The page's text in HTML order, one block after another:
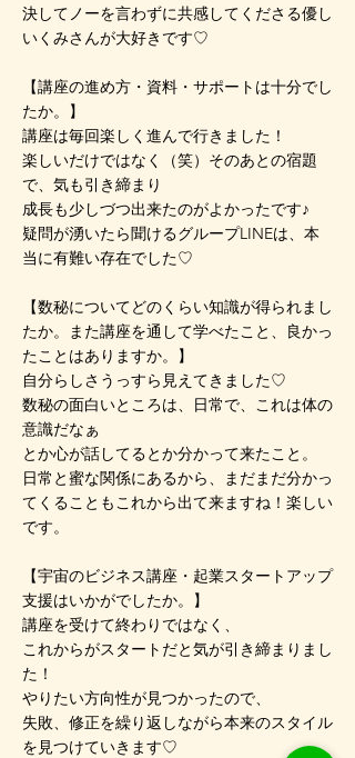
決してノーを言わずに共感してくださる優し
いくみさんが大好きです♡
【講座の進め方・資料・サポートは十分でし
たか。】
講座は毎回楽しく進んで行きました！
楽しいだけではなく（笑）そのあとの宿題
で、気も引き締まり
成長も少しづつ出来たのがよかったです♪
疑問が湧いたら聞けるグループLINEは、本
当に有難い存在でした♡
【数秘についてどのくらい知識が得られまし
たか。また講座を通して学べたこと、良かっ
たことはありますか。】
自分らしさうっすら見えてきました♡
数秘の面白いところは、日常で、これは体の
意識だなぁ
とか心が話してるとか分かって来たこと。
日常と蜜な関係にあるから、まだまだ分かっ
てくることもこれから出て来ますね！楽しい
です。
【宇宙のビジネス講座・起業スタートアップ
支援はいかがでしたか。】
講座を受けて終わりではなく、
これからがスタートだと気が引き締まりまし
た！
やりたい方向性が見つかったので、
失敗、修正を繰り返しながら本来のスタイル
を見つけていきます♡